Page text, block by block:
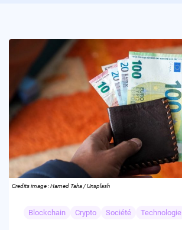
Credits image : Hamed Taha / Unsplash
Blockchain Crypto Société Technologie